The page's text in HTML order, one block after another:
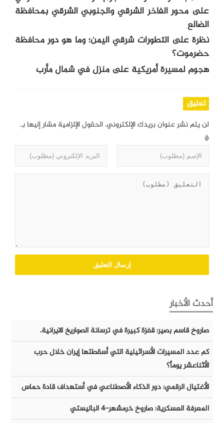
على محور الفاخر الشرقي والجنوبي الشرقي بمحافظة
الضالع
نظرة على التطورات شرقي اليمن؛ وما هو دور محافظة
حضرموت؟
هجوم لمسيرة أمريكية على منزل في شمال مأرب
تعليق
لن يتم نشر عنوان بريدك الإلكتروني. الحقول الإلزامية مشار إليها بـ
*
أحدث الأخبار
صاروخ قاسم بصير: قفزة كبيرة في ترسانة الصواريخ الايرانية.
كم عدد المسيرات الأسرائيلية التي أسقطتها إيران خلال حرب
الأثناعشر يوماً؟
الأغتيال الرقمي: دور الذكاء الأصطناعي في أستهداف قادة حماس
المعرفة العسكرية: صاروخ خرمشهر-٤ الباليستي